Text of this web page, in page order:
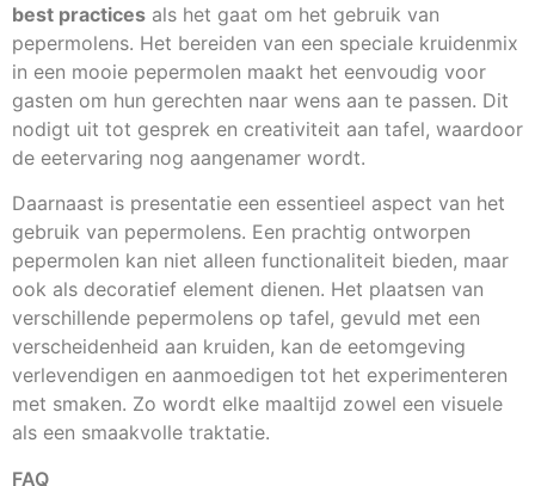
best practices als het gaat om het gebruik van
pepermolens. Het bereiden van een speciale kruidenmix
in een mooie pepermolen maakt het eenvoudig voor
gasten om hun gerechten naar wens aan te passen. Dit
nodigt uit tot gesprek en creativiteit aan tafel, waardoor
de eetervaring nog aangenamer wordt.
Daarnaast is presentatie een essentieel aspect van het
gebruik van pepermolens. Een prachtig ontworpen
pepermolen kan niet alleen functionaliteit bieden, maar
ook als decoratief element dienen. Het plaatsen van
verschillende pepermolens op tafel, gevuld met een
verscheidenheid aan kruiden, kan de eetomgeving
verlevendigen en aanmoedigen tot het experimenteren
met smaken. Zo wordt elke maaltijd zowel een visuele
als een smaakvolle traktatie.
FAQ